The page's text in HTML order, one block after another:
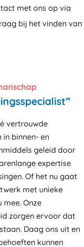
met ons op via
bij het vinden van
vertrouwde
binnen- en
geleid door
expertise
Of het nu gaat
met unieke
Onze
zorgen ervoor dat
Daag ons uit en
kunnen